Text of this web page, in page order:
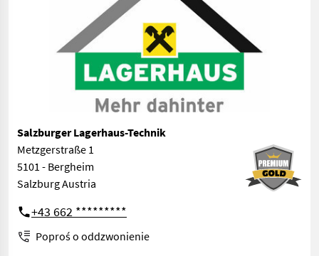
Salzburger Lagerhaus-Technik
Metzgerstraße 1
5101 - Bergheim
Salzburg Austria
+43 662 *********
Poproś o oddzwonienie